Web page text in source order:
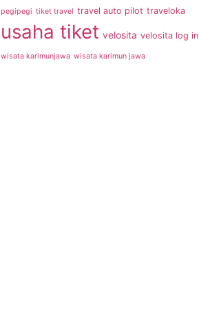
pegipegi tiket travel travel auto pilot traveloka
usaha tiket velosita velosita log in
wisata karimunjawa wisata karimun jawa